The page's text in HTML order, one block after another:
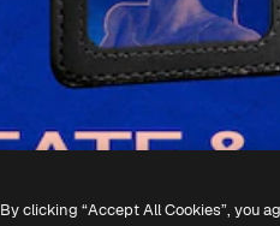
By clicking “Accept All Cookies”, you